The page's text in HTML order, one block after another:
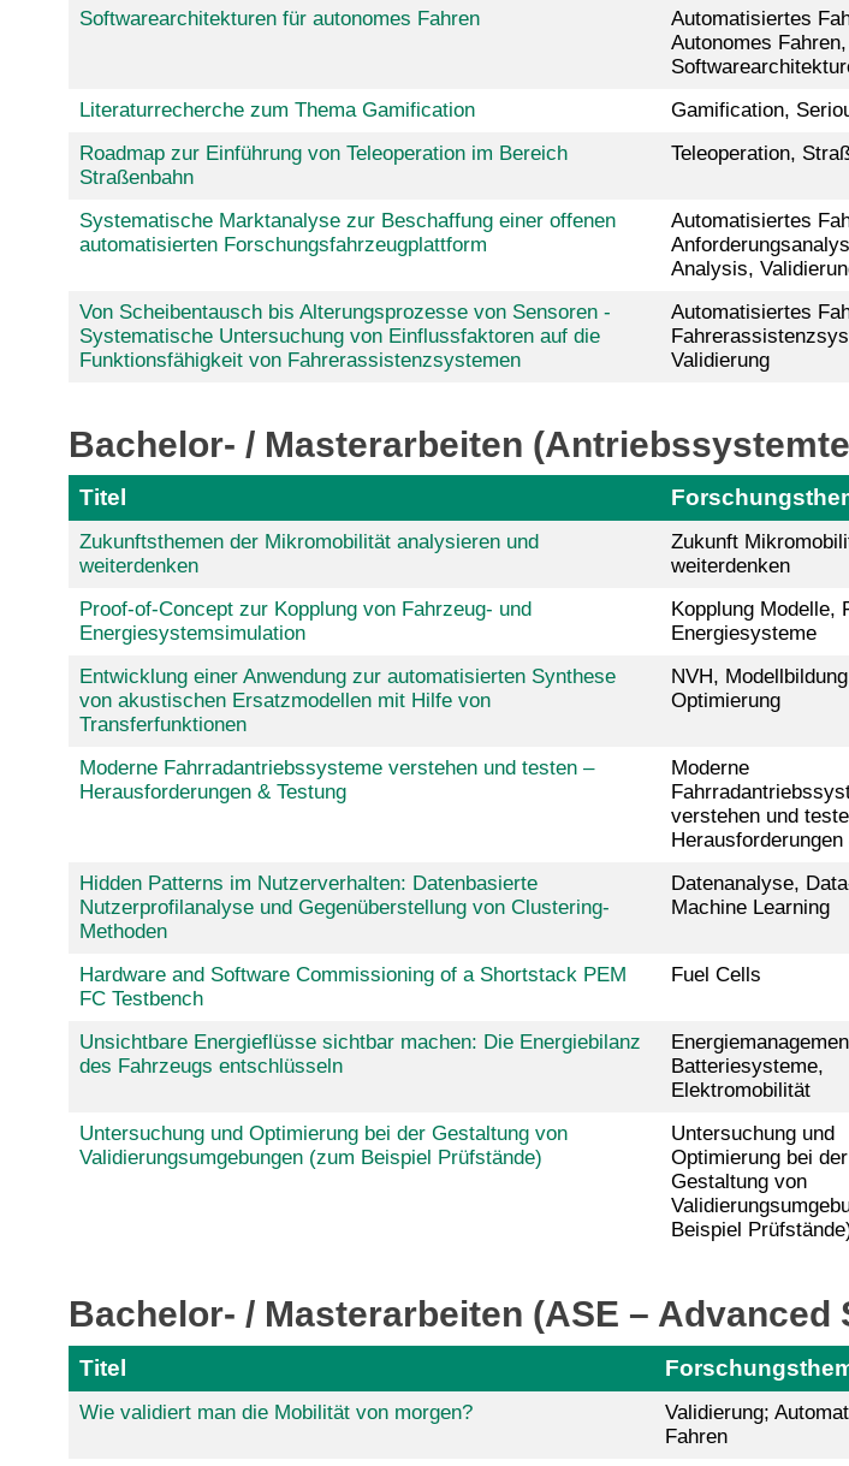
Softwarearchitekturen für autonomes Fahren
Automatisiertes
Autonomes Fahren,
Literaturrecherche zum Thema Gamification Gamification,
Roadmap zur Einführung von Teleoperation im Bereich
Straßenbahn
Teleoperation,
Systematische Marktanalyse zur Beschaffung einer offenen
automatisierten Forschungsfahrzeugplattform
Automatisiertes
Analysis,
Von Scheibentausch bis Alterungsprozesse von Sensoren -
Systematische Untersuchung von Einflussfaktoren auf die
Funktionsfähigkeit von Fahrerassistenzsystemen
Automatisiertes
Validierung
Bachelor- / Masterarbeiten
Titel
Zukunftsthemen der Mikromobilität analysieren und
weiterdenken
Zukunft
weiterdenken
Proof-of-Concept zur Kopplung von Fahrzeug- und
Energiesystemsimulation
Kopplung Modelle,
Energiesysteme
Entwicklung einer Anwendung zur automatisierten Synthese
von akustischen Ersatzmodellen mit Hilfe von
Transferfunktionen
NVH,
Optimierung
Moderne Fahrradantriebssysteme verstehen und testen –
Herausforderungen & Testung
Moderne
verstehen und
Herausforderungen
Hidden Patterns im Nutzerverhalten: Datenbasierte
Nutzerprofilanalyse und Gegenüberstellung von Clustering-
Methoden
Datenanalyse,
Machine Learning
Hardware and Software Commissioning of a Shortstack PEM
FC Testbench
Fuel Cells
Unsichtbare Energieflüsse sichtbar machen: Die Energiebilanz
des Fahrzeugs entschlüsseln
Batteriesysteme,
Elektromobilität
Untersuchung und Optimierung bei der Gestaltung von
Validierungsumgebungen (zum Beispiel Prüfstände)
Untersuchung und
Optimierung bei der
Gestaltung von
Beispiel
Bachelor- / Masterarbeiten (ASE –
Titel
Wie validiert man die Mobilität von morgen?
Validierung;
Fahren